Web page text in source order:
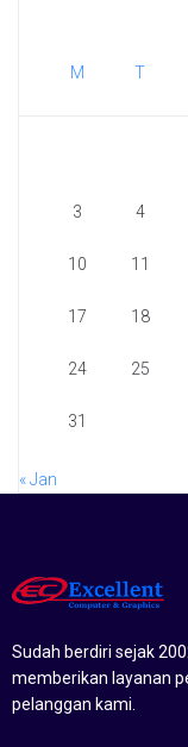
M T
3 4
10 11
17 18
24 25
31
« Jan
Sudah berdiri sejak
memberikan layanan
pelanggan kami.